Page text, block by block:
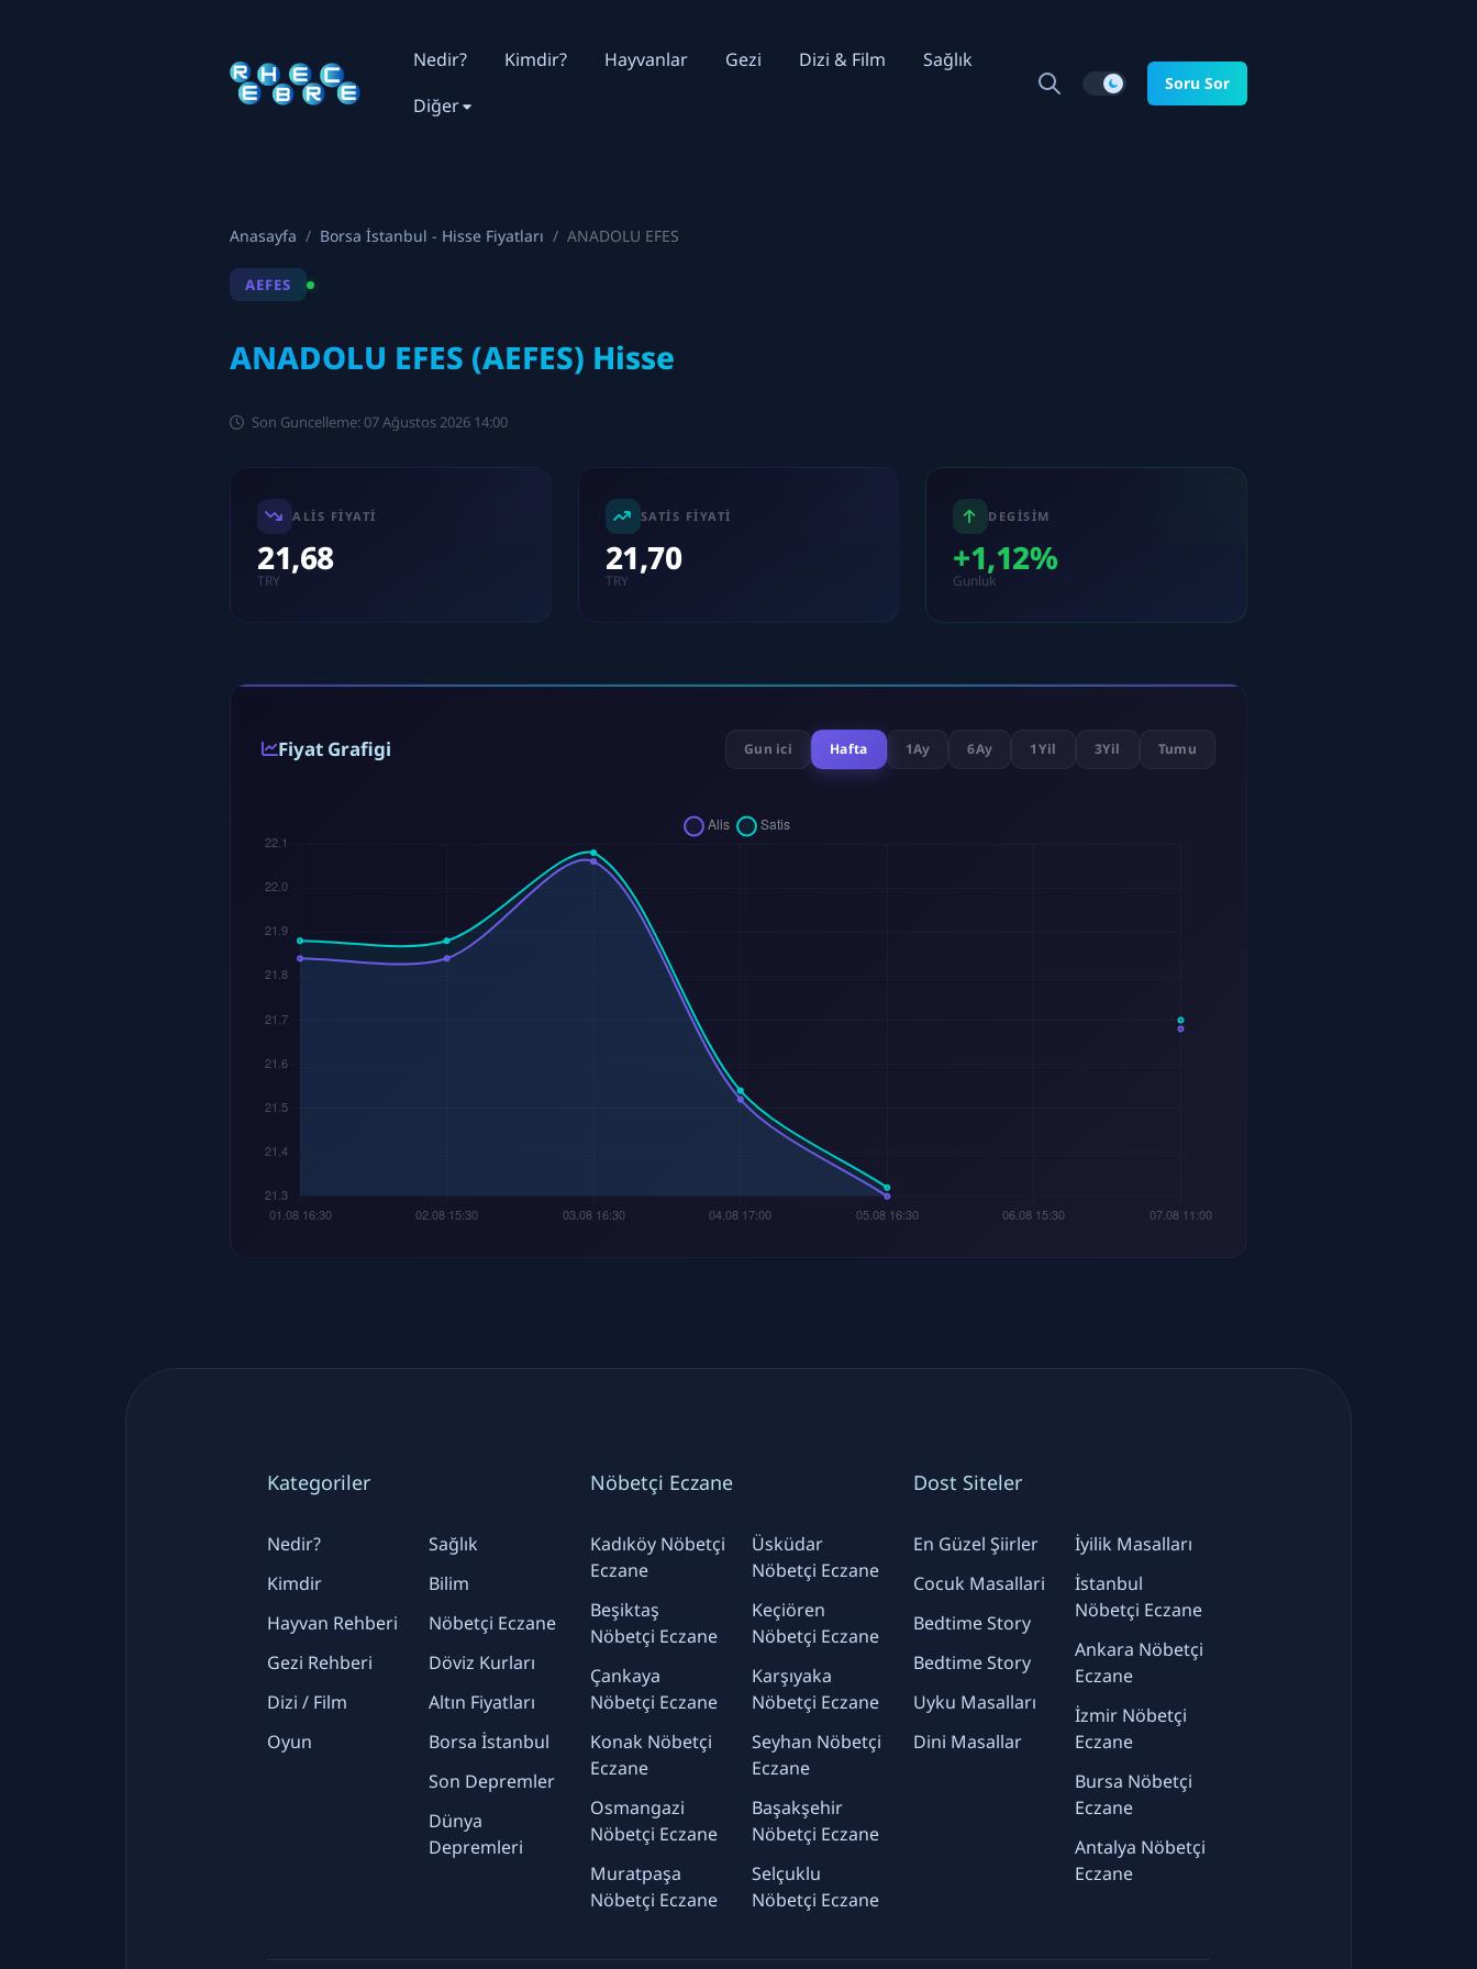
Nedir? Kimdir? Hayvanlar Gezi Dizi & Film
Sağlık
Diğer
Soru Sor
Anasayfa Borsa İstanbul - Hisse Fiyatları ANADOLU EFES
AEFES
ANADOLU EFES (AEFES) Hisse
Son Guncelleme: 07 Ağustos 2026 14:00
ALIS FIYATI
21,68
TRY
SATIS FIYATI
21,70
TRY
DEGISIM
+1,12%
Gunluk
Fiyat Grafigi Gun ici Hafta 1Ay 6Ay 1Yil 3Yil Tumu
Kategoriler
Nedir?
Kimdir
Hayvan Rehberi
Gezi Rehberi
Dizi / Film
Oyun
Sağlık
Bilim
Nöbetçi Eczane
Döviz Kurları
Altın Fiyatları
Borsa İstanbul
Son Depremler
Dünya
Depremleri
Nöbetçi Eczane
Kadıköy Nöbetçi
Eczane
Beşiktaş
Nöbetçi Eczane
Çankaya
Nöbetçi Eczane
Konak Nöbetçi
Eczane
Osmangazi
Nöbetçi Eczane
Muratpaşa
Nöbetçi Eczane
Üsküdar
Nöbetçi Eczane
Keçiören
Nöbetçi Eczane
Karşıyaka
Nöbetçi Eczane
Seyhan Nöbetçi
Eczane
Başakşehir
Nöbetçi Eczane
Selçuklu
Nöbetçi Eczane
Dost Siteler
En Güzel Şiirler
Cocuk Masallari
Bedtime Story
Bedtime Story
Uyku Masalları
Dini Masallar
İyilik Masalları
İstanbul
Nöbetçi Eczane
Ankara Nöbetçi
Eczane
İzmir Nöbetçi
Eczane
Bursa Nöbetçi
Eczane
Antalya Nöbetçi
Eczane